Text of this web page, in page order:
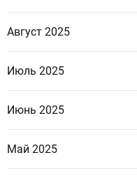
Август 2025
Июль 2025
Июнь 2025
Май 2025